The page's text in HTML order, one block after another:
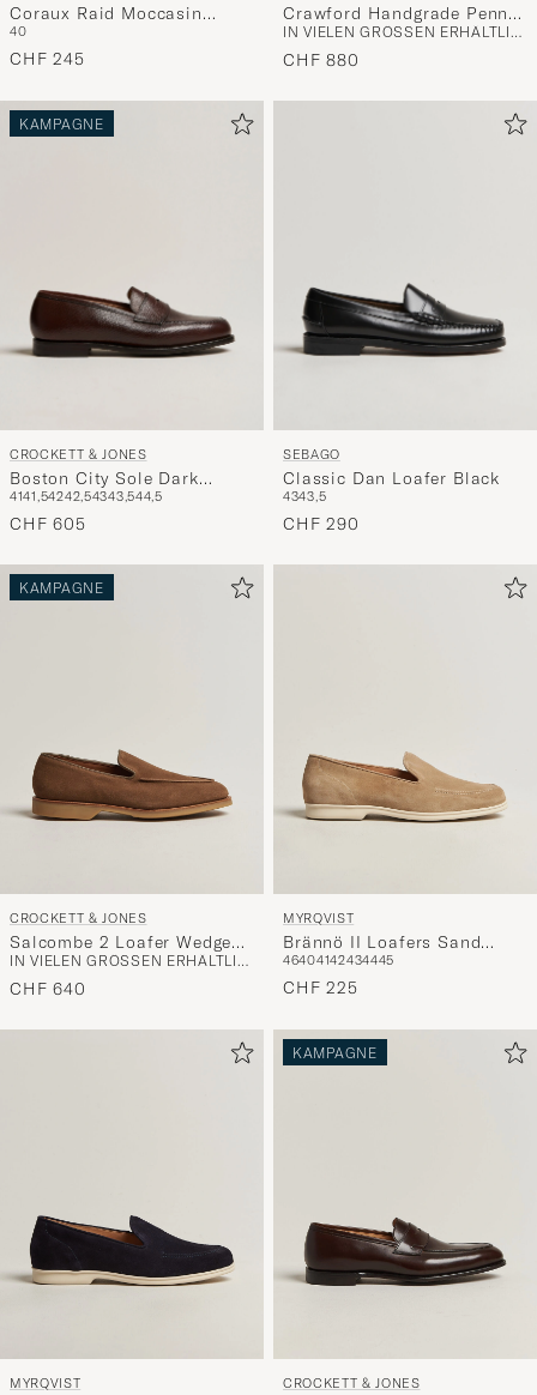
Coraux Raid Moccasin
Black
40
CHF 245
Crawford Handgrade Penny
Loafer Black Calf
IN VIELEN GRÖSSEN ERHÄLTLICH
CHF 880
KAMPAGNE
CROCKETT & JONES
Boston City Sole Dark
Brown Calf
4141,54242,54343,544,5
CHF 605
SEBAGO
Classic Dan Loafer Black
4343,5
CHF 290
KAMPAGNE
CROCKETT & JONES
Salcombe 2 Loafer Wedge
Sole Desert Suede
IN VIELEN GRÖSSEN ERHÄLTLICH
CHF 640
MYRQVIST
Brännö II Loafers Sand
Suede
46404142434445
CHF 225
MYRQVIST
KAMPAGNE
CROCKETT & JONES